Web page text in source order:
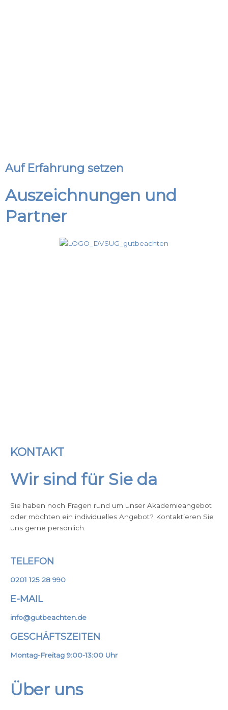
Auf Erfahrung setzen
Auszeichnungen und
Partner
KONTAKT
Wir sind für Sie da
Sie haben noch Fragen rund um unser Akademieangebot
oder möchten ein individuelles Angebot? Kontaktieren Sie
uns gerne persönlich.
TELEFON
0201 125 28 990
E-MAIL
info@gutbeachten.de
GESCHÄFTSZEITEN
Montag-Freitag 9:00-13:00 Uhr
Über uns